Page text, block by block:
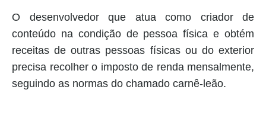
O desenvolvedor que atua como criador de
conteúdo na condição de pessoa física e obtém
receitas de outras pessoas físicas ou do exterior
precisa recolher o imposto de renda mensalmente,
seguindo as normas do chamado carnê-leão.